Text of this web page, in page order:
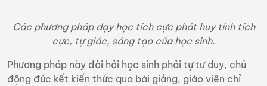
Các phương pháp dạy học tích cực phát huy tính tích
cực, tự giác, sáng tạo của học sinh.
Phương pháp này đòi hỏi học sinh phải tự tư duy, chủ
động đúc kết kiến thức qua bài giảng, giáo viên chỉ